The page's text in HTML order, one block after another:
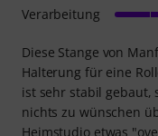
Diese Stange von
Halterung für eine
ist sehr stabil gebaut,
nichts zu wünschen
Heimstudio etwas
Verarbeitung